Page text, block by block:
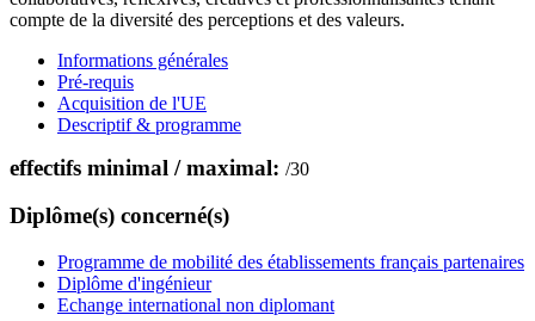
compte de la diversité des perceptions et des valeurs.
Informations générales
Pré-requis
Acquisition de l'UE
Descriptif & programme
effectifs minimal / maximal: /30
Diplôme(s) concerné(s)
Programme de mobilité des établissements français partenaires
Diplôme d'ingénieur
Echange international non diplomant